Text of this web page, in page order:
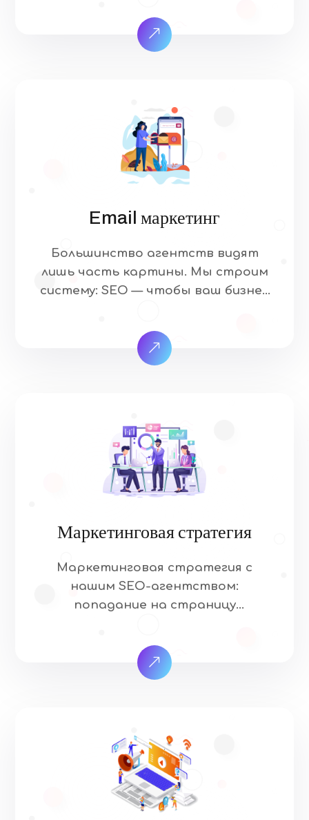
клиенты ищут товары и услуги,
которые предлагает ваша
основан на том, что, как мы
знаем, работает… и на том, что,
как мы знаем, не работает. […]
Email маркетинг
Большинство агентств видят
лишь часть картины. Мы строим
систему: SEO — чтобы ваш бизнес
маркетинг — чтобы удерживать
клиентов и возвращать их снова.
Наша методология — это не
каждый канал усиливает другой.
Сквозная аналитика: Видим весь
путь клиента: от поисковой
выдачи до повторной покупки.
Контент-движер: Статьи из блога,
Маркетинговая стратегия
Маркетинговая стратегия с
нашим SEO-агентством:
попадание на страницу
означает, что когда ваши целевые
клиенты ищут товары и услуги,
которые предлагает ваша
основан на том, что, как мы
знаем, работает… и на том, что,
как мы знаем, не работает.
Учитывая более 200 […]